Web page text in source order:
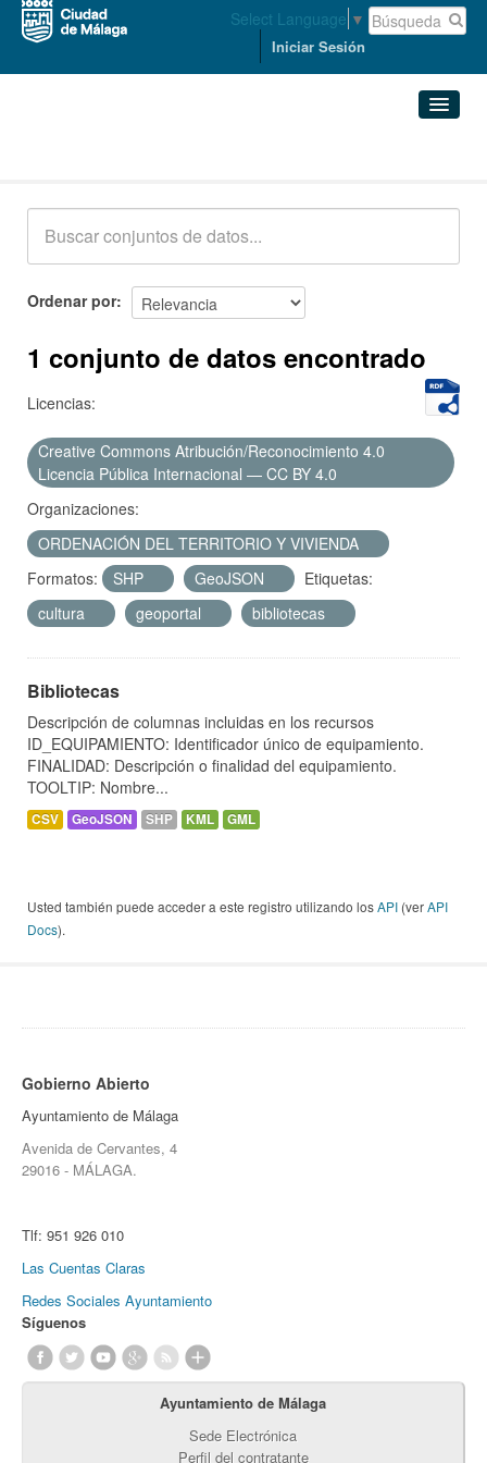
Select Language ▼
Iniciar Sesión
Acerca de
Ordenar por
1 conjunto de datos encontrado
Licencias:
Creative Commons Atribución/Reconocimiento 4.0
Licencia Pública Internacional — CC BY 4.0
Organizaciones:
ORDENACIÓN DEL TERRITORIO Y VIVIENDA
Formatos:
SHP GeoJSON
Etiquetas:
cultura
geoportal bibliotecas
Bibliotecas
Descripción de columnas incluidas en los recursos
ID_EQUIPAMIENTO: Identificador único de equipamiento.
FINALIDAD: Descripción o finalidad del equipamiento.
TOOLTIP: Nombre...
CSV GeoJSON SHP KML GML
Usted también puede acceder a este registro utilizando losAPI (verAPI
Docs).
Gobierno Abierto
Ayuntamiento de Málaga
Avenida de Cervantes, 4
29016 - MÁLAGA.
Tlf: 951 926 010
Las Cuentas Claras
Redes Sociales Ayuntamiento
Síguenos
Ayuntamiento de Málaga
Sede Electrónica
Perfil del contratante